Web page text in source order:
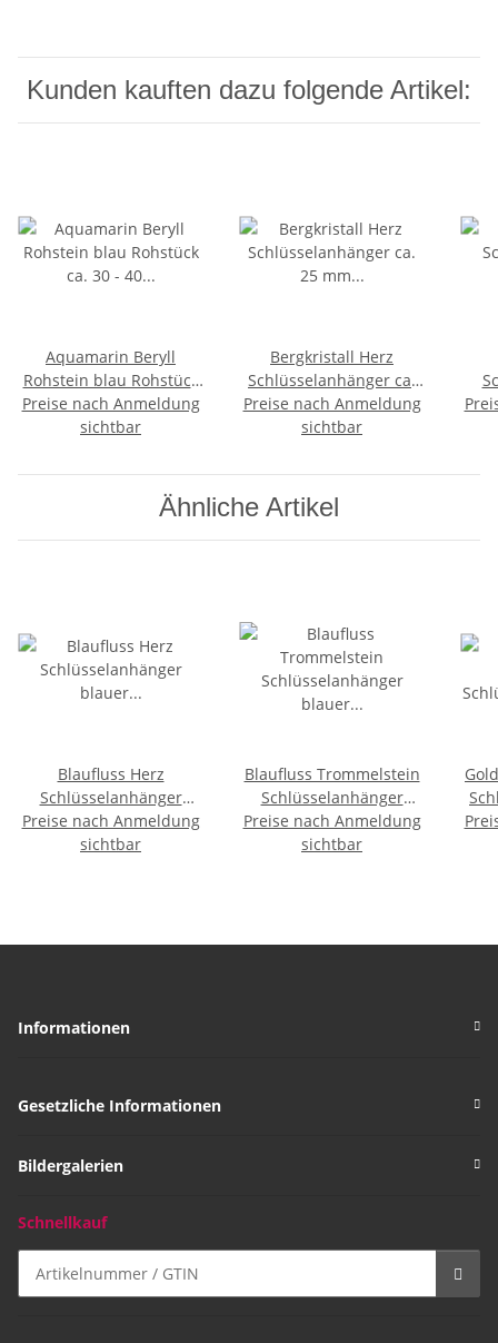
Kunden kauften dazu folgende Artikel:
Aquamarin Beryll
Rohstein blau Rohstück
ca. 30 - 40 mm A*
Qualität
Preise nach Anmeldung
sichtbar
Bergkristall Herz
Schlüsselanhänger ca.
25 mm mit Kette und
Schlüsselring ca. 85 mm
Preise nach Anmeldung
sichtbar
Ähnliche Artikel
Blaufluss Herz
Schlüsselanhänger
blauer Goldfluss
(synthetisch) ca. 25 mm
Preise nach Anmeldung
sichtbar
Blaufluss Trommelstein
Schlüsselanhänger
blauer Goldfluss
(synthetisch) ca. 20-25
Preise nach Anmeldung
sichtbar
20-
Informationen
Gesetzliche Informationen
Bildergalerien
Schnellkauf